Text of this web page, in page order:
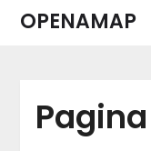
SkipOPENAMAP